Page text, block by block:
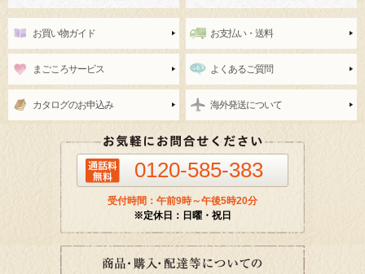
お買い物ガイド お支払い・送料
まごころサービス よくあるご質問
カタログのお申込み 海外発送について
0120-585-383
受付時間：午前9時～午後5時20分
※定休日：日曜・祝日